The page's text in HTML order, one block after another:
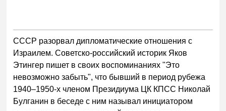
СССР разорвал дипломатические отношения с
Израилем. Советско-российский историк Яков
Этингер пишет в своих воспоминаниях "Это
невозможно забыть", что бывший в период рубежа
1940–1950-х членом Президиума ЦК КПСС Николай
Булганин в беседе с ним называл инициатором